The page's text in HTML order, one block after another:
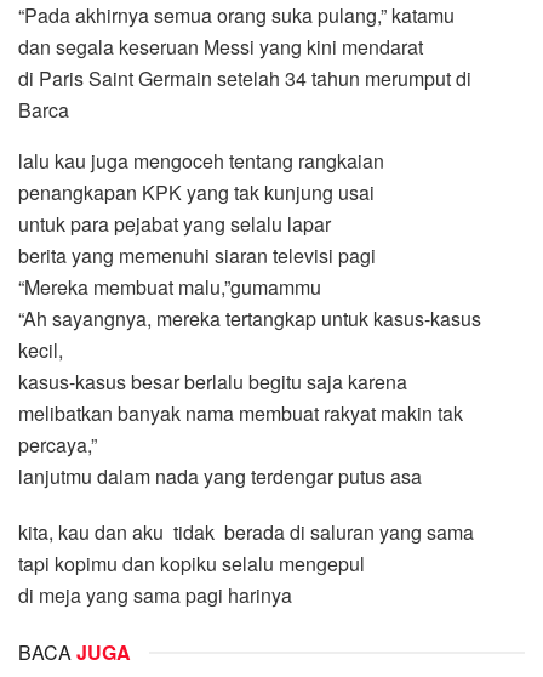
“Pada akhirnya semua orang suka pulang,” katamu
dan segala keseruan Messi yang kini mendarat
di Paris Saint Germain setelah 34 tahun merumput di
Barca
lalu kau juga mengoceh tentang rangkaian
penangkapan KPK yang tak kunjung usai
untuk para pejabat yang selalu lapar
berita yang memenuhi siaran televisi pagi
“Mereka membuat malu,”gumammu
“Ah sayangnya, mereka tertangkap untuk kasus-kasus
kecil,
kasus-kasus besar berlalu begitu saja karena
melibatkan banyak nama membuat rakyat makin tak
percaya,”
lanjutmu dalam nada yang terdengar putus asa
kita, kau dan aku tidak berada di saluran yang sama
tapi kopimu dan kopiku selalu mengepul
di meja yang sama pagi harinya
BACAJUGA